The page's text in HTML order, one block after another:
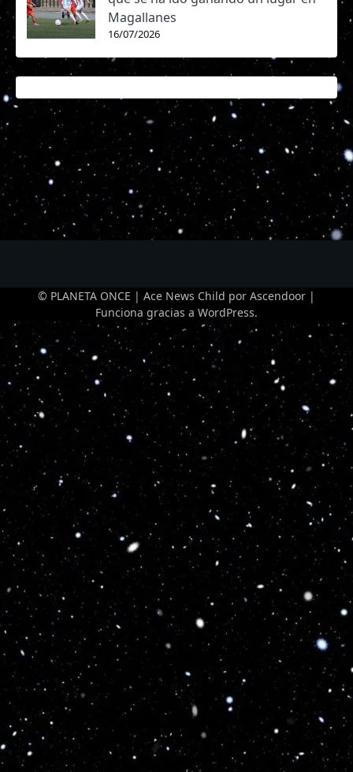
Magallanes
16/07/2026
© PLANETA ONCE | Ace News Child por Ascendoor |
Funciona gracias a WordPress.